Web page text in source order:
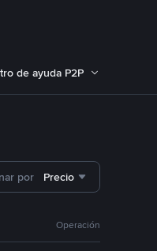
de ayuda P2P
por Precio
Operación